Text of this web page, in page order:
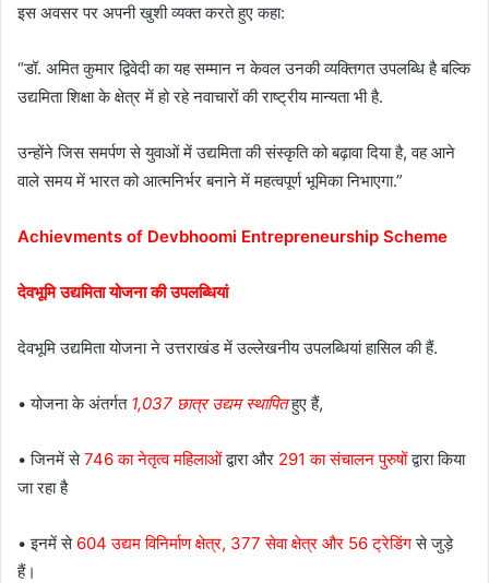
इस अवसर पर अपनी खुशी व्यक्त करते हुए कहा:
“डॉ. अमित कुमार द्विवेदी का यह सम्मान न केवल उनकी व्यक्तिगत उपलब्धि है बल्कि
उद्यमिता शिक्षा के क्षेत्र में हो रहे नवाचारों की राष्ट्रीय मान्यता भी है.
उन्होंने जिस समर्पण से युवाओं में उद्यमिता की संस्कृति को बढ़ावा दिया है, वह आने
वाले समय में भारत को आत्मनिर्भर बनाने में महत्वपूर्ण भूमिका निभाएगा.”
Achievments of Devbhoomi Entrepreneurship Scheme
देवभूमि उद्यमिता योजना की उपलब्धियां
देवभूमि उद्यमिता योजना ने उत्तराखंड में उल्लेखनीय उपलब्धियां हासिल की हैं.
• योजना के अंतर्गत 1,037 छात्र उद्यम स्थापित हुए हैं,
• जिनमें से746 का नेतृत्व महिलाओंद्वारा और 291 का संचालन पुरुषोंद्वारा किया
जा रहा है
• इनमें से 604 उद्यम विनिर्माण क्षेत्र, 377 सेवा क्षेत्र और 56 ट्रेडिंगसे जुड़े
हैं।